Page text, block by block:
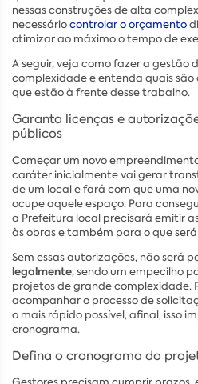
nessas construções de alta
necessáriocontrolar o orçamento
otimizar ao máximo o tempo de
A seguir, veja como fazer a gestão
complexidade e entenda quais são
que estão à frente desse trabalho.
Garanta licenças e
públicos
Começar um novo
caráter inicialmente vai gerar
de um local e fará com que uma
ocupe aquele espaço. Para
a Prefeitura local precisará emitir
às obras e também para o que
Sem essas autorizações, não será
legalmente, sendo um empecilho
projetos de grande complexidade.
acompanhar o processo de
o mais rápido possível, afinal, isso
cronograma.
Defina o cronograma do